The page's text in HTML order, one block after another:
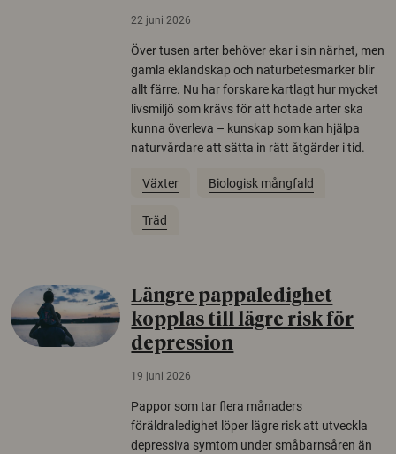
22 juni 2026
Över tusen arter behöver ekar i sin närhet, men
gamla eklandskap och naturbetesmarker blir
allt färre. Nu har forskare kartlagt hur mycket
livsmiljö som krävs för att hotade arter ska
kunna överleva – kunskap som kan hjälpa
naturvårdare att sätta in rätt åtgärder i tid.
Växter Biologisk mångfald
Träd
Längre pappaledighet
kopplas till lägre risk för
depression
19 juni 2026
Pappor som tar flera månaders
föräldraledighet löper lägre risk att utveckla
depressiva symtom under småbarnsåren än